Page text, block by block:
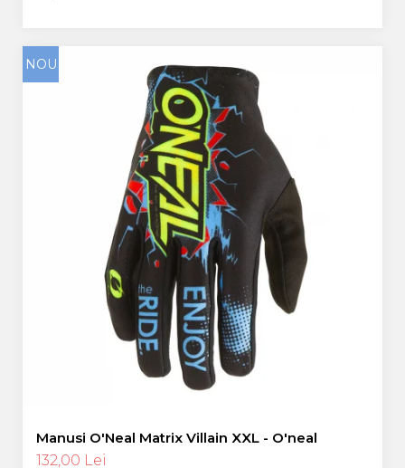
NOU
Manusi O'Neal Matrix Villain XXL - O'neal
132,00 Lei